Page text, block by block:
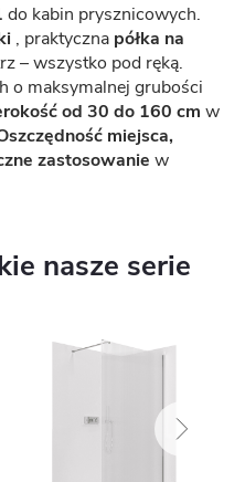
do kabin prysznicowych.
, praktyczna półka na
– wszystko pod ręką.
o maksymalnej grubości
od 30 do 160 cm w
miejsca,
zastosowanie w
nasze serie